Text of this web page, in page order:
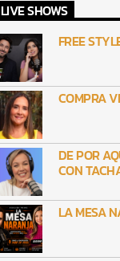
LIVE SHOWS
FREE
COMPRA
DE POR
CON
LA MESA